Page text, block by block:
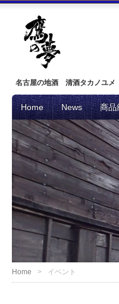
名古屋の地酒 清酒タカノユ
Home News 商品
Home イベント